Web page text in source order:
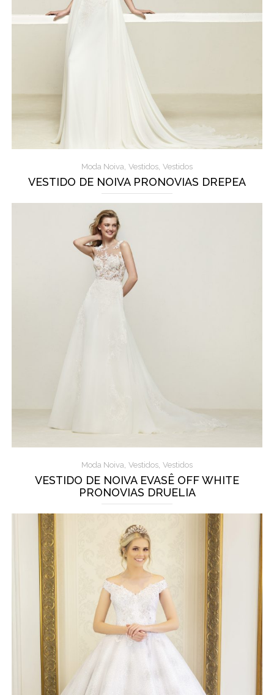
Moda Noiva, Vestidos, Vestidos
VESTIDO DE NOIVA PRONOVIAS DREPEA
Moda Noiva, Vestidos, Vestidos
VESTIDO DE NOIVA EVASÊ OFF WHITE
PRONOVIAS DRUELIA